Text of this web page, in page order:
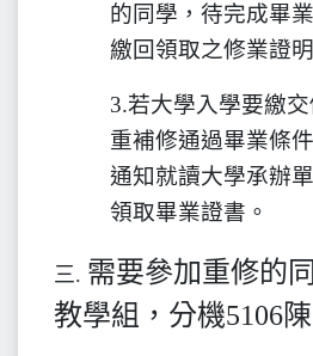
的同學，待完成畢
繳回領取之修業證
3.若大學入學要繳
重補修通過畢業條
通知就讀大學承辦
領取畢業證書。
三. 需要參加重修的
教學組，分機5106